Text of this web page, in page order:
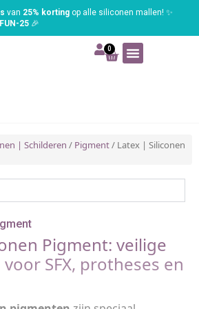
van 25% korting op alle siliconen mallen! ✨
25 🎉
0
| Schilderen / Pigment/ Latex | Siliconen
Pigment: veilige
SFX, protheses en